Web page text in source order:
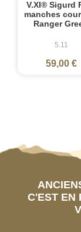
V.XI® Sigurd
manches
Ranger
5.11
59,00 €
C'EST EN